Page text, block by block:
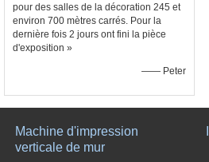
pour des salles de la décoration 245 et
environ 700 mètres carrés. Pour la
dernière fois 2 jours ont fini la pièce
d'exposition »
—— Peter
Machine d'impression
verticale de mur